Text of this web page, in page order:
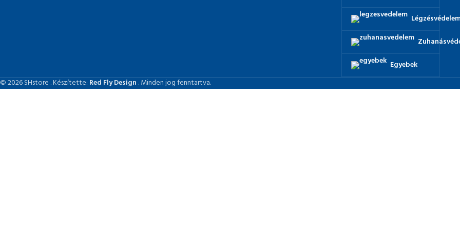
Egyebek
© 2026 SHstore . Készítette: Red Fly Design . Minden jog fenntartva.